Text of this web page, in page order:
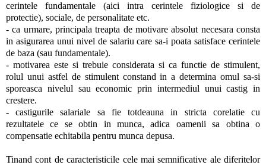
cerintele fundamentale (aici intra cerintele fiziologice si de
protectie), sociale, de personalitate etc.
- ca urmare, principala treapta de motivare absolut necesara consta
in asigurarea unui nivel de salariu care sa-i poata satisface cerintele
de baza (sau fundamentale).
- motivarea este si trebuie considerata si ca functie de stimulent,
rolul unui astfel de stimulent constand in a determina omul sa-si
sporeasca nivelul sau economic prin intermediul unui castig in
crestere.
- castigurile salariale sa fie totdeauna in stricta corelatie cu
rezultatele ce se obtin in munca, adica oamenii sa obtina o
compensatie echitabila pentru munca depusa.
Tinand cont de caracteristicile cele mai semnificative ale diferitelor